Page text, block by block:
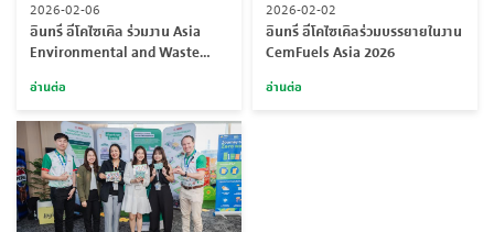
2026-02-06
อินทรี อีโคไซเคิล ร่วมงาน Asia
Environmental and Waste
ตอกย้ำ 25 ปีแห่งความเชี่ยวชาญ
ด้านการจัดการของเสียอย่างยั่งยืน
อ่านต่อ
2026-02-02
อินทรี อีโคไซเคิลร่วมบรรยายในงาน
CemFuels Asia 2026
อ่านต่อ